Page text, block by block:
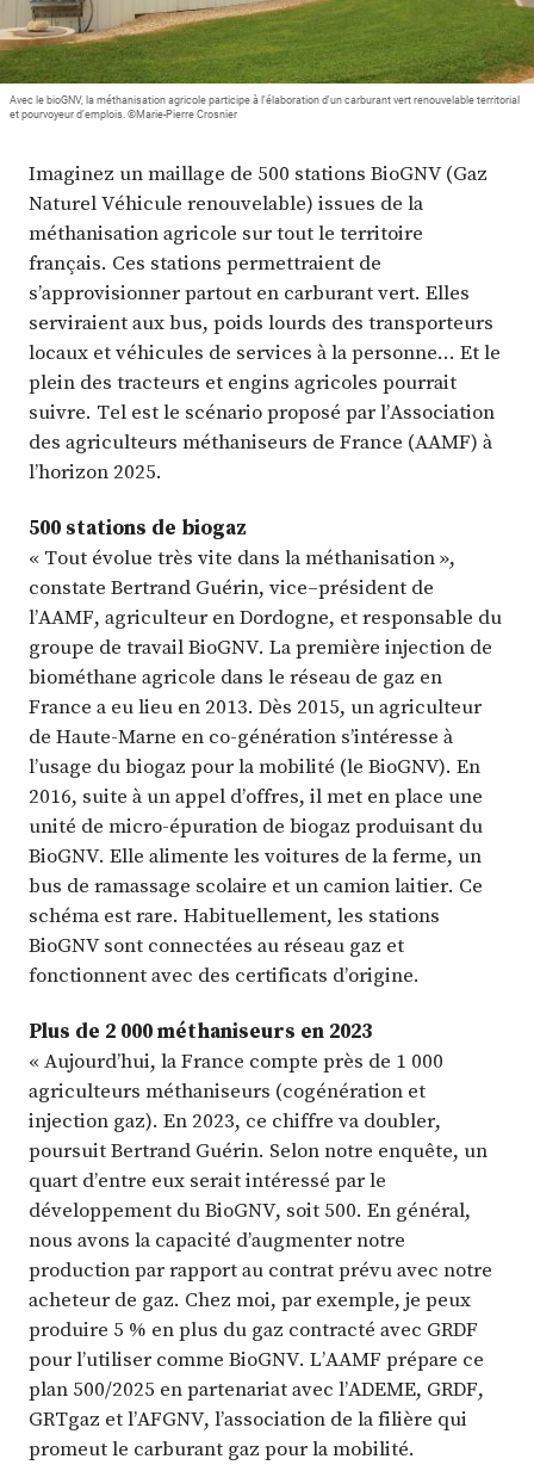
Avec le bioGNV, la méthanisation agricole participe à l'élaboration d'un carburant vert renouvelable territorial
et pourvoyeur d’emplois. ©Marie-Pierre Crosnier
Imaginez un maillage de 500 stations BioGNV (Gaz
Naturel Véhicule renouvelable) issues de la
méthanisation agricole sur tout le territoire
français. Ces stations permettraient de
s’approvisionner partout en carburant vert. Elles
serviraient aux bus, poids lourds des transporteurs
locaux et véhicules de services à la personne… Et le
plein des tracteurs et engins agricoles pourrait
suivre. Tel est le scénario proposé par l’Association
des agriculteurs méthaniseurs de France (AAMF) à
l’horizon 2025.
500 stations de biogaz
« Tout évolue très vite dans la méthanisation »,
constate Bertrand Guérin, vice–président de
l’AAMF, agriculteur en Dordogne, et responsable du
groupe de travail BioGNV. La première injection de
biométhane agricole dans le réseau de gaz en
France a eu lieu en 2013. Dès 2015, un agriculteur
de Haute-Marne en co-génération s’intéresse à
l’usage du biogaz pour la mobilité (le BioGNV). En
2016, suite à un appel d’offres, il met en place une
unité de micro-épuration de biogaz produisant du
BioGNV. Elle alimente les voitures de la ferme, un
bus de ramassage scolaire et un camion laitier. Ce
schéma est rare. Habituellement, les stations
BioGNV sont connectées au réseau gaz et
fonctionnent avec des certificats d’origine.
Plus de 2 000 méthaniseurs en 2023
« Aujourd’hui, la France compte près de 1 000
agriculteurs méthaniseurs (cogénération et
injection gaz). En 2023, ce chiffre va doubler,
poursuit Bertrand Guérin. Selon notre enquête, un
quart d’entre eux serait intéressé par le
développement du BioGNV, soit 500. En général,
nous avons la capacité d’augmenter notre
production par rapport au contrat prévu avec notre
acheteur de gaz. Chez moi, par exemple, je peux
produire 5 % en plus du gaz contracté avec GRDF
pour l’utiliser comme BioGNV. L’AAMF prépare ce
plan 500/2025 en partenariat avec l’ADEME, GRDF,
GRTgaz et l’AFGNV, l’association de la filière qui
promeut le carburant gaz pour la mobilité.